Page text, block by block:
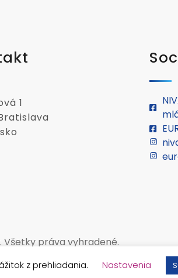
1
Všetky práva vyhradené.
z prehliadania. Nastavenia